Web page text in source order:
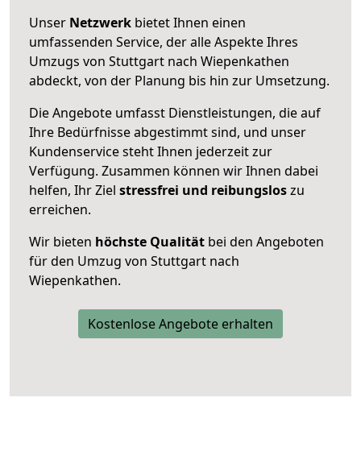
Unser Netzwerk bietet Ihnen einen
umfassenden Service, der alle Aspekte Ihres
Umzugs von Stuttgart nach Wiepenkathen
abdeckt, von der Planung bis hin zur Umsetzung.
Die Angebote umfasst Dienstleistungen, die auf
Ihre Bedürfnisse abgestimmt sind, und unser
Kundenservice steht Ihnen jederzeit zur
Verfügung. Zusammen können wir Ihnen dabei
helfen, Ihr Ziel stressfrei und reibungsloszu
erreichen.
Wir bieten höchste Qualität bei den Angeboten
für den Umzug von Stuttgart nach
Wiepenkathen.
Kostenlose Angebote erhalten